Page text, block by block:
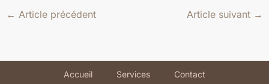
← Article précédent Article suivant →
Accueil Services
Contact